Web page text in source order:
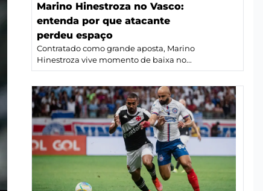
Marino Hinestroza no Vasco:
entenda por que atacante
perdeu espaço
Contratado como grande aposta, Marino
Hinestroza vive momento de baixa no...